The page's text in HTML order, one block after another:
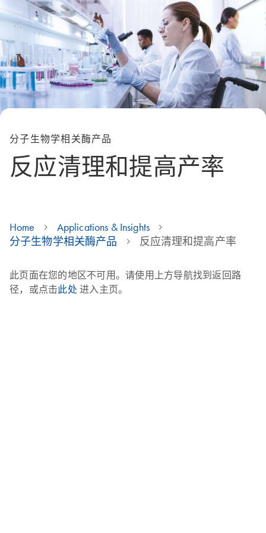
分子生物学相关酶产品
反应清理和提高产率
Home
Applications & Insights
分子生物学相关酶产品
反应清理和提高产率
此页面在您的地区不可用。请使用上方导航找到返回路
径，或点击此处 进入主页。